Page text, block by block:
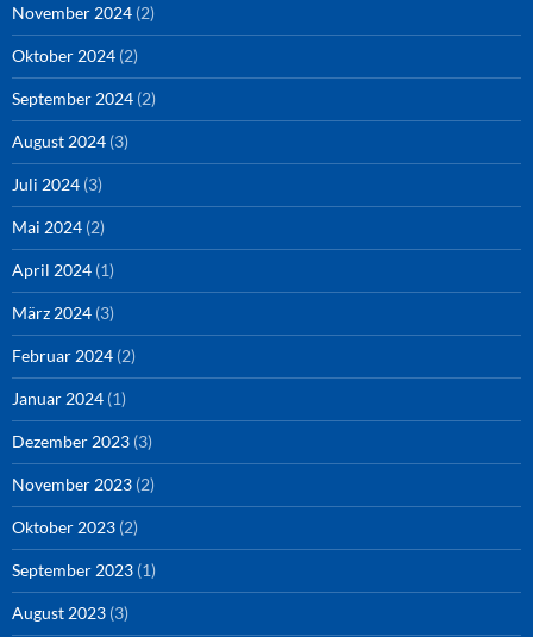
November 2024 (2)
Oktober 2024 (2)
September 2024 (2)
August 2024 (3)
Juli 2024 (3)
Mai 2024 (2)
April 2024 (1)
März 2024 (3)
Februar 2024 (2)
Januar 2024 (1)
Dezember 2023 (3)
November 2023 (2)
Oktober 2023 (2)
September 2023 (1)
August 2023 (3)